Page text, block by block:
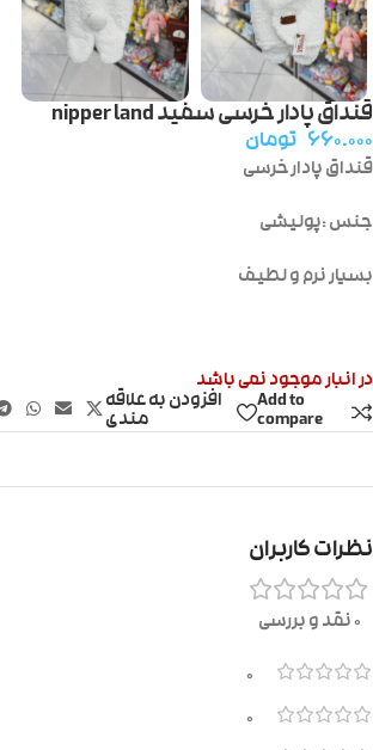
قنداق پادار خرسی سفید nipper land
۶۶۰.۰۰۰ تومان
قنداق پادار خرسی
جنس :پولیشی
بسیار نرم و لطیف
در انبار موجود نمی باشد
Add to
compare
افزودن به علاقه
مندی
نظرات کاربران
0 نقد و بررسی
0
0